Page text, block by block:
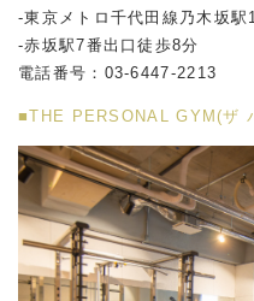
-東京メトロ千代田線乃木坂駅 1
-赤坂駅7番出口徒歩8分
電話番号： 03-6447-2213
■THE PERSONAL GYM(ザ